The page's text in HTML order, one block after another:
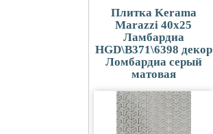
Плитка Kerama
Marazzi 40x25
Ламбардиа
HGD\B371\6398 декор
Ломбардиа серый
матовая